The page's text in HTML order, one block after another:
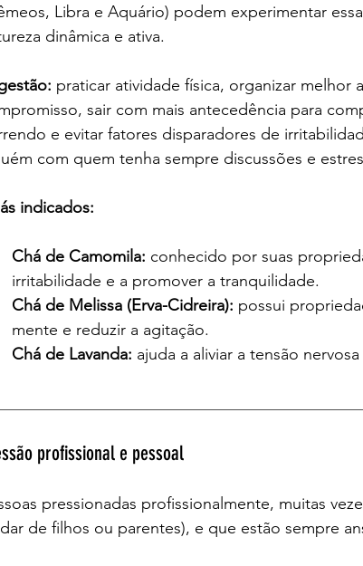
Libra e Aquário) podem experimentar
dinâmica e ativa.
praticar atividade física, organizar melhor
sair com mais antecedência para
e evitar fatores disparadores de
com quem tenha sempre discussões e
indicados:
Chá de Camomila: conhecido por suas
irritabilidade e a promover a tranquilidade.
Chá de Melissa (Erva-Cidreira): possui
mente e reduzir a agitação.
Chá de Lavanda: ajuda a aliviar a tensão
profissional e pessoal
pressionadas profissionalmente, muitas
de filhos ou parentes), e que estão sempre